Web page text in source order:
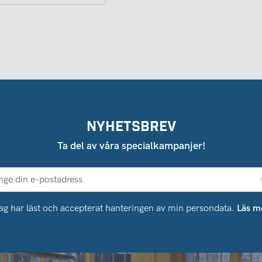
NYHETSBREV
Ta del av våra specialkampanjer!
har läst och accepterat hanteringen av min persondata. Läs